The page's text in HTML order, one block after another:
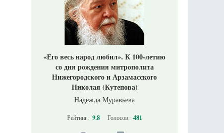
«Его весь народ любил». К 100-летию
со дня рождения митрополита
Нижегородского и Арзамасского
Николая (Кутепова)
Надежда Муравьева
Рейтинг: 9.8 Голосов: 481